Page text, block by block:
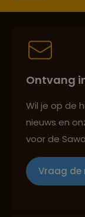
Reizen
Ontvang
Wil je op de
nieuws en
voor de
Vraag de